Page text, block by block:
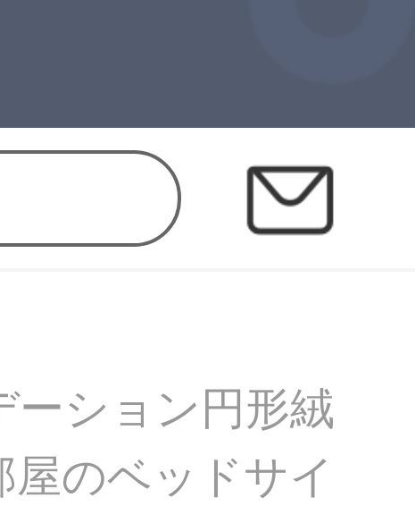
ション円形絨
のベッドサイ